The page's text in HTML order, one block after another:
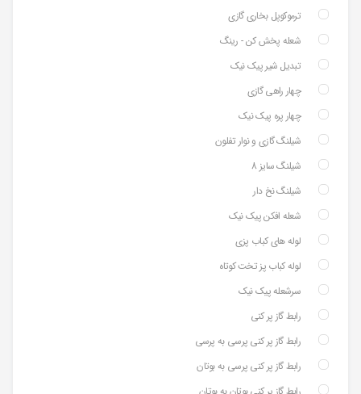
ترموکوپل بخاری گازی
شعله پخش کن - رینگ
تبدیل شیر پیک نیک
چهار راهی گازی
چهار پره پیک نیک
شیلنگ گازی و نوار تفلون
شیلنگ سایز 8
شیلنگ نخ دار
شعله افکن پیک نیک
لوله های کباب پزی
لوله کباب پز تخت کوتاه
سرشعله پیک نیک
رابط گاز پر کنی
رابط گاز پر کنی پرسی به پرسی
رابط گاز پر کنی پرسی به بوتان